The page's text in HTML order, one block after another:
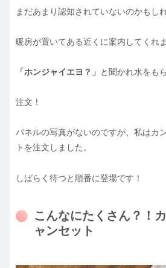
まだあまり認知されていないのかもし
暖房が置いてある近くに案内してくれま
「ホンジャイエヨ？」 と聞かれ水をもら
注文！
パネルの写真がないのですが、私はカ
トを注文しました。
しばらく待つと順番に登場です！
こんなにたくさん？！
ャンセット